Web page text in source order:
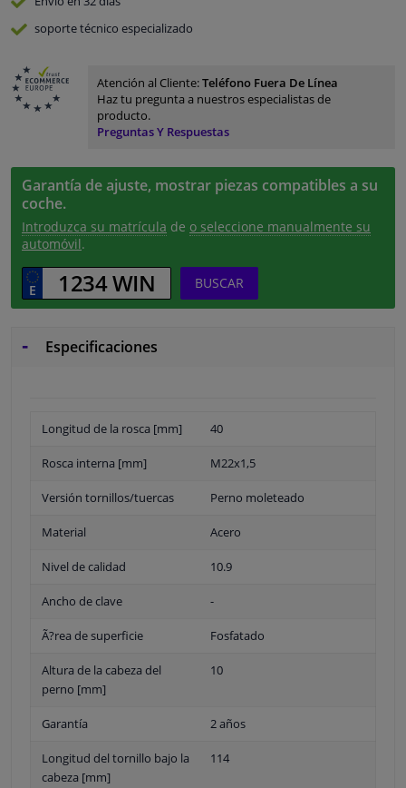
soporte técnico especializado
Atención al Cliente:Teléfono Fuera De Línea
Haz tu pregunta a nuestros especialistas de
producto.
Preguntas Y Respuestas
Garantía de ajuste, mostrar piezas compatibles a su
coche.
Introduzca su matrícula de o seleccione manualmente su
automóvil.
BUSCAR
Especificaciones
Longitud de la rosca [mm] 40
Rosca interna [mm] M22x1,5
Versión tornillos/tuercas Perno moleteado
Material Acero
Nivel de calidad 10.9
Ancho de clave -
Ã?rea de superficie Fosfatado
Altura de la cabeza del
perno [mm]
10
Garantía 2 años
Longitud del tornillo bajo la
cabeza [mm]
114